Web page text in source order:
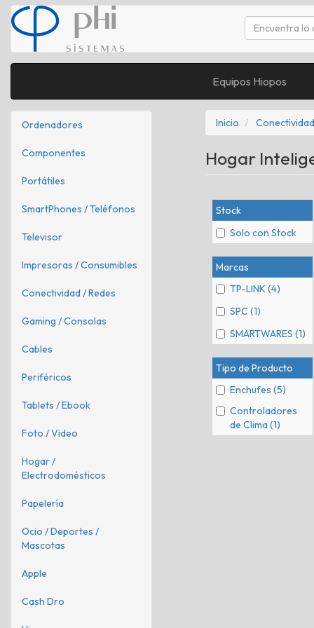
Equipos Hiopos
Ordenadores
Componentes
Portátiles
SmartPhones / Teléfonos
Televisor
Impresoras / Consumibles
Conectividad / Redes
Gaming / Consolas
Cables
Periféricos
Tablets / Ebook
Foto / Video
Hogar /
Electrodomésticos
Papelería
Ocio / Deportes /
Mascotas
Apple
Cash Dro
Inicio
Hogar
Stock
Solo con Stock
Marcas
TP-LINK (4)
SPC (1)
SMARTWARES (1)
Tipo de Producto
Enchufes (5)
Controladores
de Clima (1)